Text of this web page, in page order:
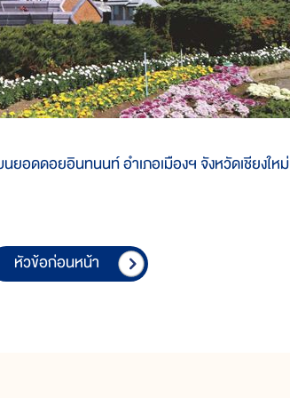
อดดอยอินทนนท์ อำเภอเมืองฯ จังหวัดเชียงใหม่
หัวข้อก่อนหน้า